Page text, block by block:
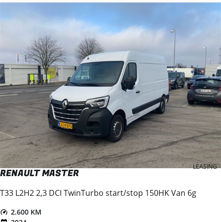
LEASING
RENAULT MASTER
T33 L2H2 2,3 DCI TwinTurbo start/stop 150HK Van 6g
2.600 KM